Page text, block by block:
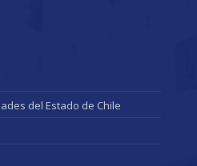
del Estado de Chile